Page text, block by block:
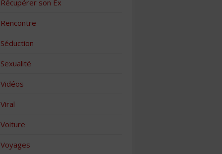
Récupérer son Ex
Rencontre
Séduction
Sexualité
Vidéos
Viral
Voiture
Voyages